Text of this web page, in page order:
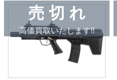
売 切 れ
高価買取いたします!!